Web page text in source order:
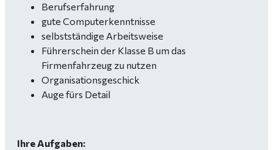
Berufserfahrung
gute Computerkenntnisse
selbstständige Arbeitsweise
Führerschein der Klasse B um das
Firmenfahrzeug zu nutzen
Organisationsgeschick
Auge fürs Detail
Ihre Aufgaben: